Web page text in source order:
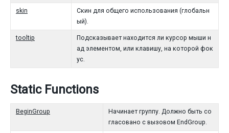
skin
Скин для общего использования (глобальн
ый).
tooltip
Подсказывает находится ли курсор мыши н
ад элементом, или клавишу, на которой фок
ус.
Static Functions
BeginGroup
Начинает группу. Должно быть со
гласовано с вызовом EndGroup.